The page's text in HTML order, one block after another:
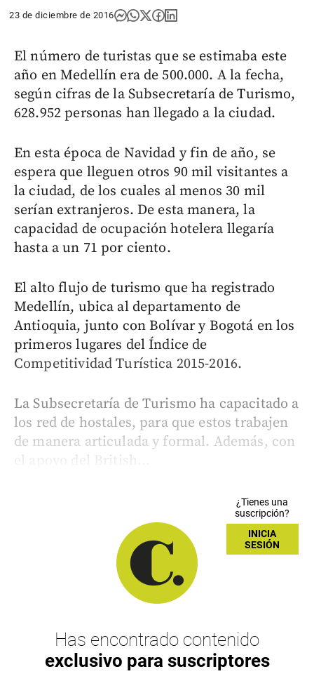
23 de diciembre de 2016
El número de turistas que se estimaba este
año en Medellín era de 500.000. A la fecha,
según cifras de la Subsecretaría de Turismo,
628.952 personas han llegado a la ciudad.
En esta época de Navidad y fin de año, se
espera que lleguen otros 90 mil visitantes a
la ciudad, de los cuales al menos 30 mil
serían extranjeros. De esta manera, la
capacidad de ocupación hotelera llegaría
hasta a un 71 por ciento.
El alto flujo de turismo que ha registrado
Medellín, ubica al departamento de
Antioquia, junto con Bolívar y Bogotá en los
primeros lugares del Índice de
Competitividad Turística 2015-2016.
La Subsecretaría de Turismo ha capacitado a
los red de hostales, para que estos trabajen
de manera articulada y formal. Además, con
el apoyo del British...
¿Tienes una
suscripción?
INICIA
SESIÓN
Has encontrado contenido
exclusivo para suscriptores